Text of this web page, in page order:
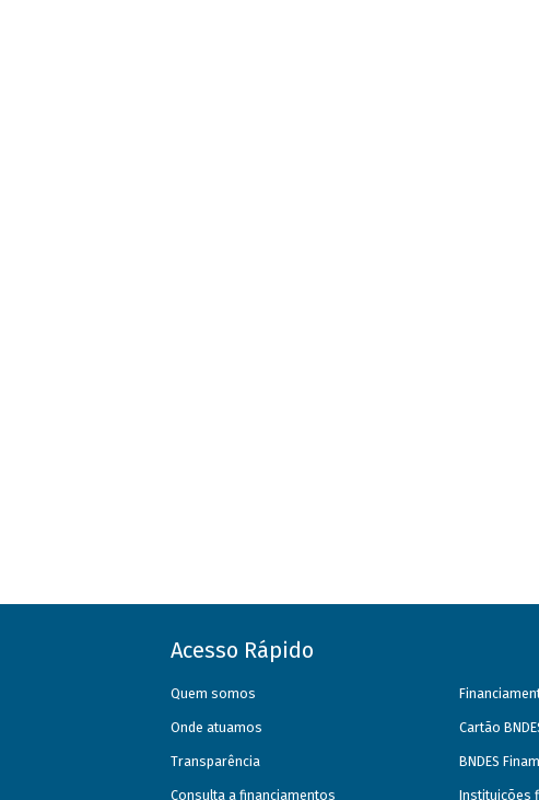
Acesso Rápido
Quem somos
Onde atuamos
Transparência
Consulta a financiamentos
Cartão
BNDES
Instituições